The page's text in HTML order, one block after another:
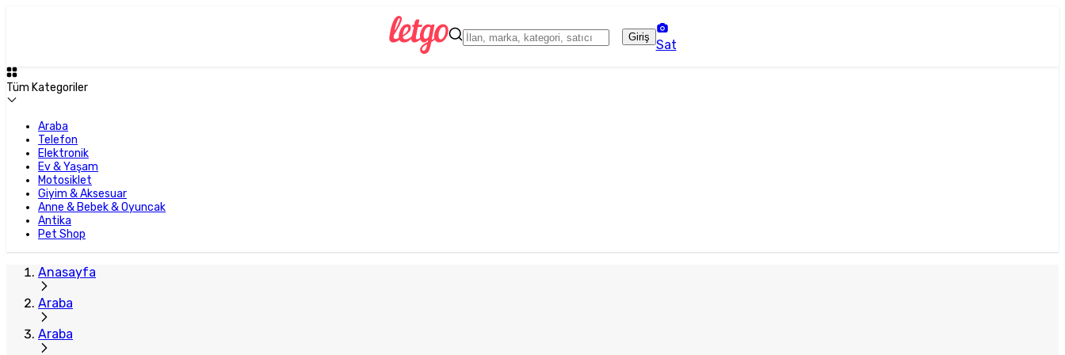
Giriş
Sat
Tüm Kategoriler
Araba
Telefon
Elektronik
Ev & Yaşam
Motosiklet
Giyim & Aksesuar
Anne & Bebek & Oyuncak
Antika
Pet Shop
Anasayfa
Araba
Araba